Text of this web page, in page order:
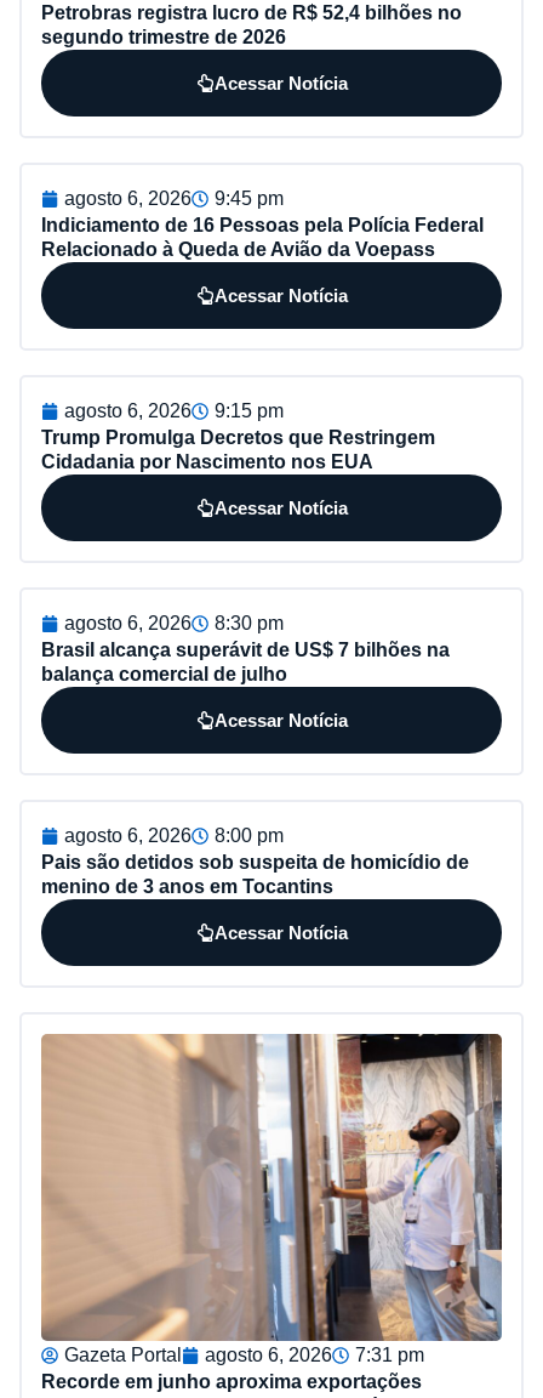
Petrobras registra lucro de R$ 52,4 bilhões no
segundo trimestre de 2026
Acessar Notícia
agosto 6, 2026
9:45 pm
Indiciamento de 16 Pessoas pela Polícia Federal
Relacionado à Queda de Avião da Voepass
Acessar Notícia
agosto 6, 2026
9:15 pm
Trump Promulga Decretos que Restringem
Cidadania por Nascimento nos EUA
Acessar Notícia
agosto 6, 2026
8:30 pm
Brasil alcança superávit de US$ 7 bilhões na
balança comercial de julho
Acessar Notícia
agosto 6, 2026
8:00 pm
Pais são detidos sob suspeita de homicídio de
menino de 3 anos em Tocantins
Acessar Notícia
Gazeta Portal agosto 6, 2026
7:31 pm
Recorde em junho aproxima exportações